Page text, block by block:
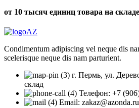
от 10 тысяч единиц товара на
Condimentum adipiscing vel neque dis
scelerisque neque dis nam parturient.
г. Пермь, ул.
склад
Телефон: +7
Email: zakaz@azonda.ru